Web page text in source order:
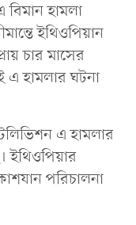
বিমান হামলা
ইথিওপিয়ান
চার মাসের
এ হামলার ঘটনা
এ হামলার
ইথিওপিয়ার
পরিচালনা